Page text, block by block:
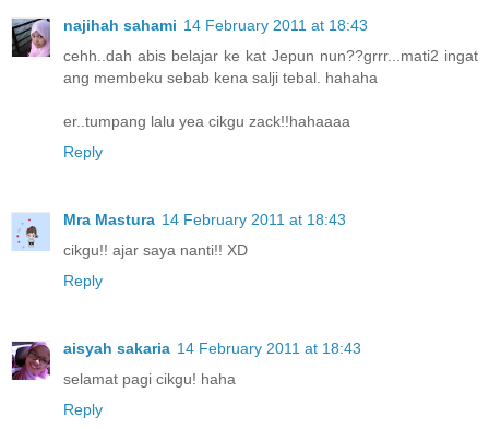
najihah sahami 14 February 2011 at 18:43
cehh..dah abis belajar ke kat Jepun nun??grrr...mati2 ingat
ang membeku sebab kena salji tebal. hahaha
er..tumpang lalu yea cikgu zack!!hahaaaa
Reply
Mra Mastura 14 February 2011 at 18:43
cikgu!! ajar saya nanti!! XD
Reply
aisyah sakaria 14 February 2011 at 18:43
selamat pagi cikgu! haha
Reply